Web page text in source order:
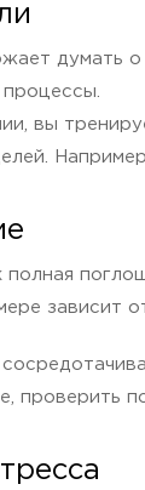
думать
вы
полная
зависит
проверить